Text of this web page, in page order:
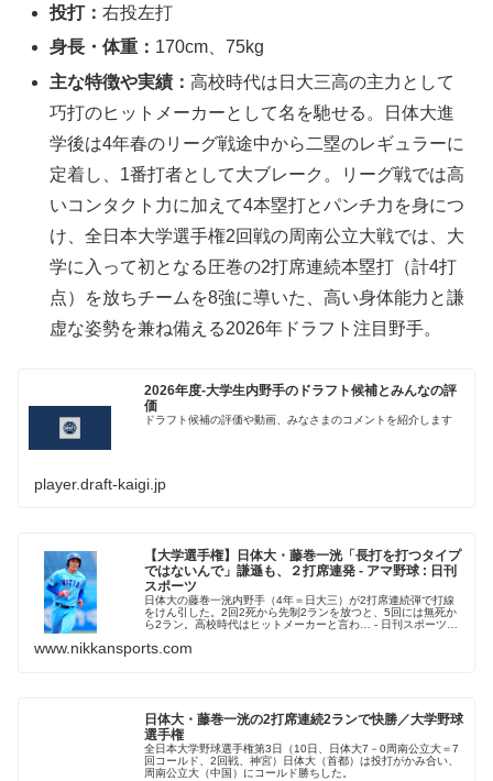
投打：右投左打
身長・体重： 170cm、75kg
主な特徴や実績：高校時代は日大三高の主力として
巧打のヒットメーカーとして名を馳せる。日体大進
学後は4年春のリーグ戦途中から二塁のレギュラーに
定着し、1番打者として大ブレーク。リーグ戦では高
いコンタクト力に加えて4本塁打とパンチ力を身につ
け、全日本大学選手権2回戦の周南公立大戦では、大
学に入って初となる圧巻の2打席連続本塁打（計4打
点）を放ちチームを8強に導いた、高い身体能力と謙
虚な姿勢を兼ね備える2026年ドラフト注目野手。
2026年度-大学生内野手のドラフト候補とみんなの評
価
ドラフト候補の評価や動画、みなさまのコメントを紹介します
player.draft-kaigi.jp
【大学選手権】日体大・藤巻一洸「長打を打つタイプ
ではないんで」謙遜も、２打席連発 - アマ野球 : 日刊
スポーツ
日体大の藤巻一洸内野手（4年＝日大三）が2打席連続弾で打線
をけん引した。2回2死から先制2ランを放つと、5回には無死か
ら2ラン。高校時代はヒットメーカーと言わ… - 日刊スポーツ新
www.nikkansports.com
日体大・藤巻一洸の2打席連続2ランで快勝／大学野球
選手権
全日本大学野球選手権第3日（10日、日体大7－0周南公立大＝7
回コールド、2回戦、神宮）日体大（首都）は投打がかみ合い、
周南公立大（中国）にコールド勝ちした。